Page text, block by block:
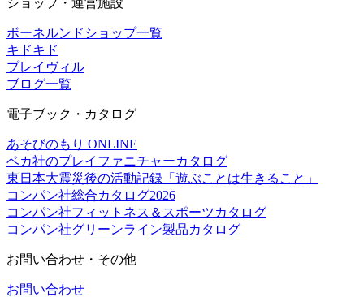
ボーネルンドショップ一覧
キドキド
プレイヴィル
ブログ一覧
電子ブック・カタログ
あそびのもり ONLINE
ベカ社のプレイファニチャーカタログ
東日本大震災後の活動記録「遊ぶことは生きること」
コンパン社総合カタログ2026
コンパン社フィットネス＆スポーツカタログ
コンパン社グリーンライン製品カタログ
お問い合わせ・その他
お問い合わせ